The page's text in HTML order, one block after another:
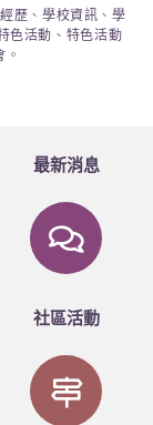
歷 、學校資訊 、學
色活動 、 特色活動
。
最新消息
社區活動